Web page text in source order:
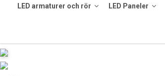
LED armaturer och rör LED Paneler